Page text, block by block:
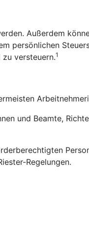
Außerdem
persönlichen
versteuern.1
und Beamte,
Regelungen.